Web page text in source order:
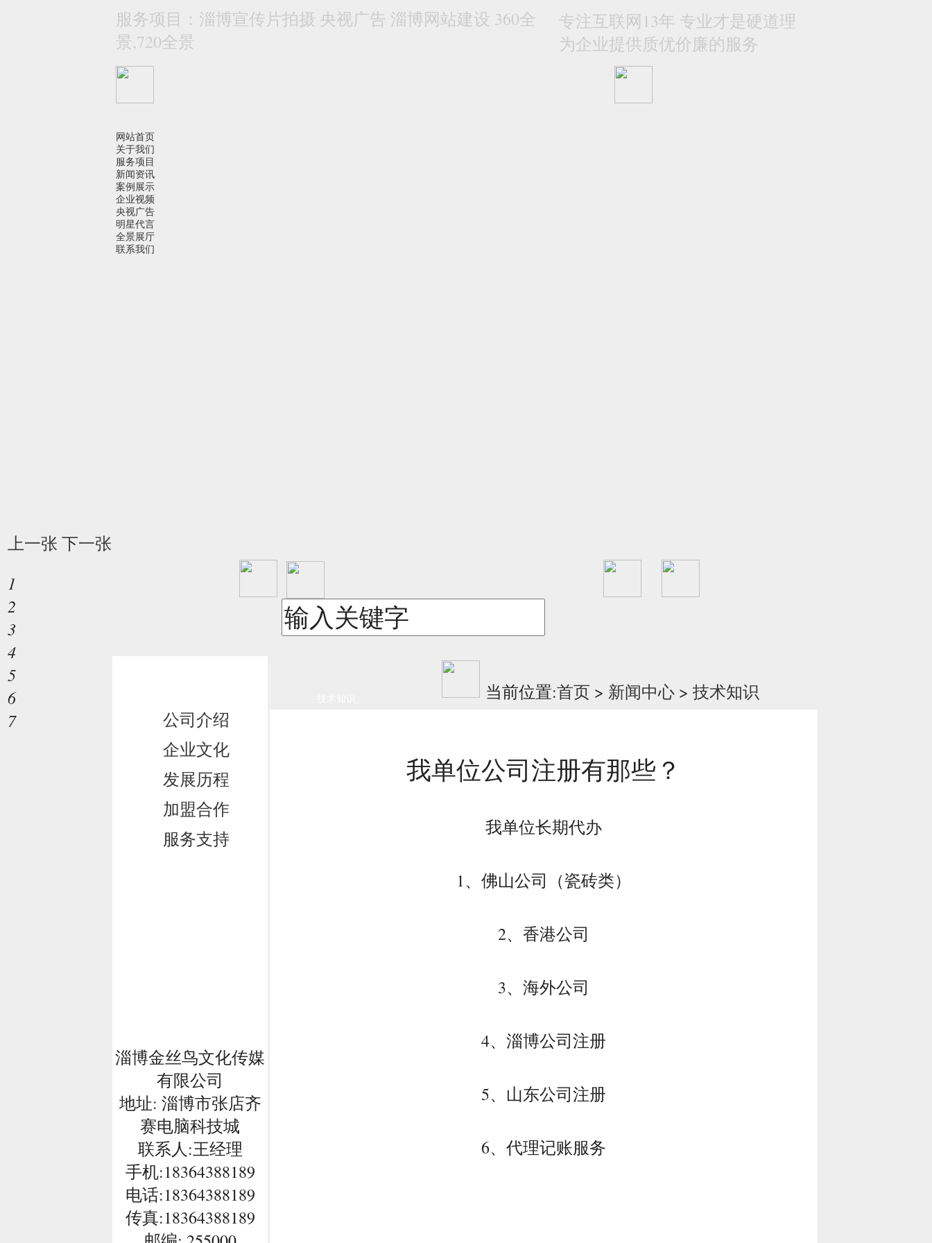
服务项目：淄博宣传片拍摄 央视广告 淄博网站建设 360全
景,720全景
专注互联网13年 专业才是硬道理
为企业提供质优价廉的服务
网站首页
关于我们
服务项目
新闻资讯
案例展示
企业视频
央视广告
明星代言
全景展厅
联系我们
上一张 下一张
1
2
3
4
5
6
7
公司介绍
企业文化
发展历程
加盟合作
服务支持
淄博金丝鸟文化传媒
有限公司
地址: 淄博市张店齐
赛电脑科技城
联系人:王经理
手机:18364388189
电话:18364388189
传真:18364388189
当前位置:首页 > 新闻中心> 技术知识
我单位公司注册有那些？
我单位长期代办
1、佛山公司（瓷砖类）
2、香港公司
3、海外公司
4、淄博公司注册
5、山东公司注册
6、代理记账服务